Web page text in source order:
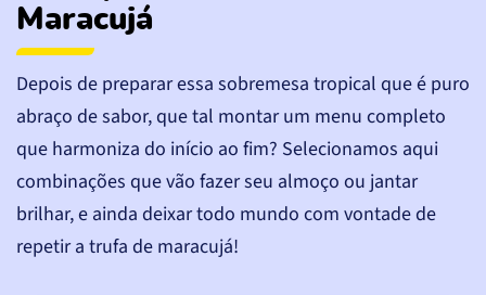
Maracujá
Depois de preparar essa sobremesa tropical que é puro
abraço de sabor, que tal montar um menu completo
que harmoniza do início ao fim? Selecionamos aqui
combinações que vão fazer seu almoço ou jantar
brilhar, e ainda deixar todo mundo com vontade de
repetir a trufa de maracujá!